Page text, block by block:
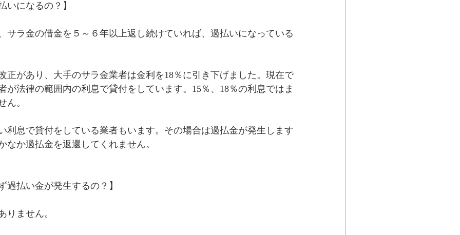
いになるの？】
サラ金の借金を５～６年以上返し続けていれば、過払いになっている
正があり、大手のサラ金業者は金利を18％に引き下げました。現在で
が法律の範囲内の利息で貸付をしています。15％、18％の利息ではま
ん。
利息で貸付をしている業者もいます。その場合は過払金が発生します
なか過払金を返還してくれません。
過払い金が発生するの？】
りません。